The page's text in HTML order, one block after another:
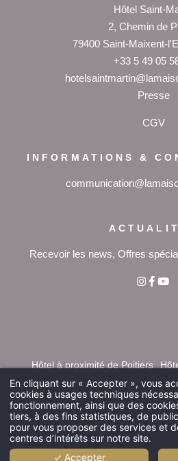
Hôtel Saint-
2, Chemin de
79400 Saint-Maixent-
+33 5 49 05
Presse
CGV
INFORMATIONS &
Recevoir les news, Offres
Hôtel à proximité de Poitiers
Hôtel Marais Poitevin
Hôtel piscine près de Poitiers
Salle de mariage Deux-Sèvres
Hôtel piscine proche du Futuroscope
Un établissement de
En cliquant sur « Accepter », vous
cookies à usages techniques
fonctionnement, ainsi que des
tiers, à des fins statistiques, de
pour vous proposer des services et
centres d’intérêts sur notre site.
✓ Accepter